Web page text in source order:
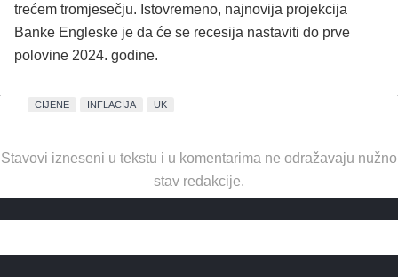
trećem tromjesečju. Istovremeno, najnovija projekcija
Banke Engleske je da će se recesija nastaviti do prve
polovine 2024. godine.
CIJENE INFLACIJA UK
Stavovi izneseni u tekstu i u komentarima ne odražavaju nužno
stav redakcije.